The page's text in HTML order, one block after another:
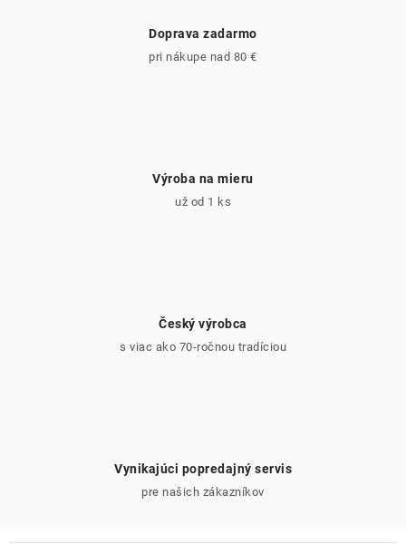
Doprava zadarmo
pri nákupe nad 80 €
Výroba na mieru
už od 1 ks
Český výrobca
s viac ako 70-ročnou tradíciou
Vynikajúci popredajný servis
pre našich zákazníkov